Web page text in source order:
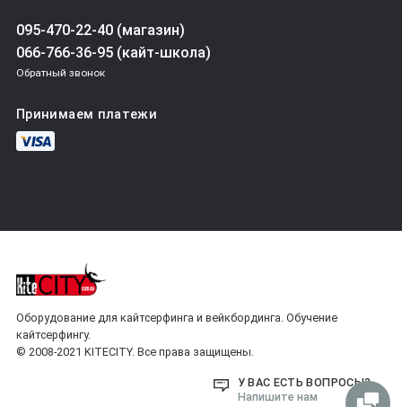
095-470-22-40 (магазин)
066-766-36-95 (кайт-школа)
Обратный звонок
Принимаем платежи
Оборудование для кайтсерфинга и вейкбординга. Обучение
кайтсерфингу.
© 2008-2021 KITECITY. Все права защищены.
У ВАС ЕСТЬ ВОПРОСЫ?
Напишите нам